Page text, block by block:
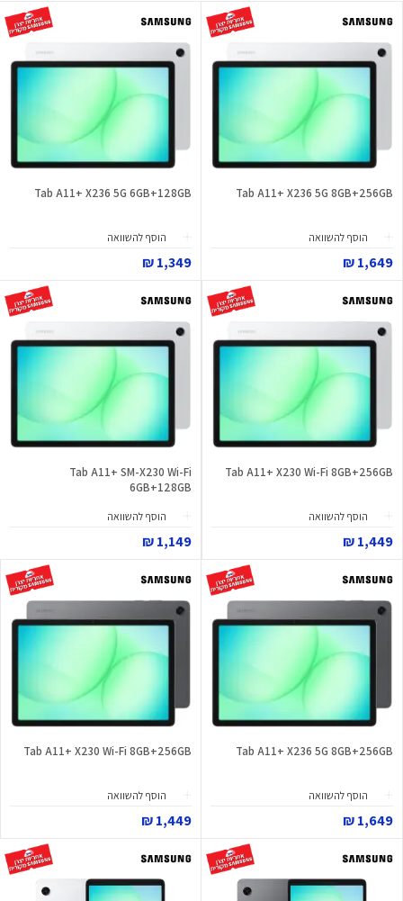
Tab A11+ X236 5G 8GB+256GB
הוסף להשוואה
1,649 ₪
Tab A11+ X236 5G 6GB+128GB
הוסף להשוואה
1,349 ₪
Tab A11+ X230 Wi-Fi 8GB+256GB
הוסף להשוואה
1,449 ₪
Tab A11+ SM-X230 Wi-Fi
6GB+128GB
הוסף להשוואה
1,149 ₪
Tab A11+ X236 5G 8GB+256GB
הוסף להשוואה
1,649 ₪
Tab A11+ X230 Wi-Fi 8GB+256GB
הוסף להשוואה
1,449 ₪